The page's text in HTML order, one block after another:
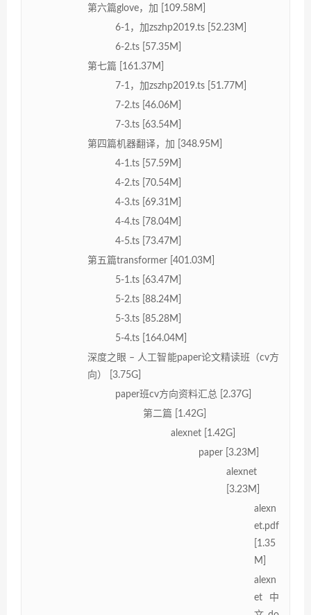
第六篇glove，加 [109.58M]
6-1，加zszhp2019.ts [52.23M]
6-2.ts [57.35M]
第七篇 [161.37M]
7-1，加zszhp2019.ts [51.77M]
7-2.ts [46.06M]
7-3.ts [63.54M]
第四篇机器翻译，加 [348.95M]
4-1.ts [57.59M]
4-2.ts [70.54M]
4-3.ts [69.31M]
4-4.ts [78.04M]
4-5.ts [73.47M]
第五篇transformer [401.03M]
5-1.ts [63.47M]
5-2.ts [88.24M]
5-3.ts [85.28M]
5-4.ts [164.04M]
深度之眼 – 人工智能paper论文精读班（cv方
向） [3.75G]
paper班cv方向资料汇总 [2.37G]
第二篇 [1.42G]
alexnet [1.42G]
paper [3.23M]
alexnet
[3.23M]
alexn
et.pdf
[1.35
M]
alexn
et中